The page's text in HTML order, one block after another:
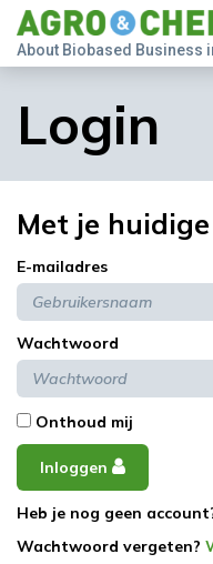
About Biobased Business
Login
Met je
E-mailadres
Wachtwoord
Onthoud mij
Inloggen
Heb je nog geen
Wachtwoord vergeten?